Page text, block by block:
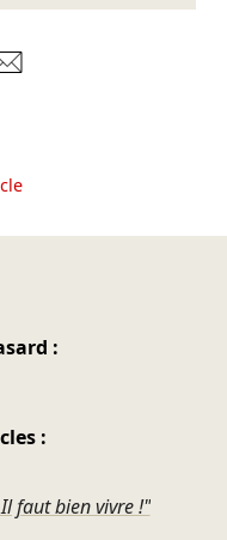
Mastodon
sur Bluesky
sur Facebook
:
:
faut bien vivre !"